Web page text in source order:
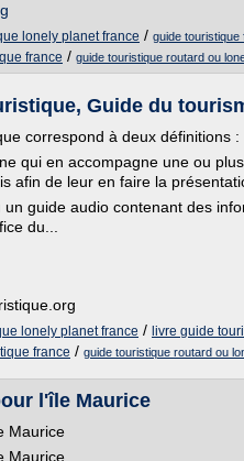
lonely planet france / guide
france / guide touristique routard ou
Guide du
correspond à deux définitions :
qui en accompagne une ou
afin de leur en faire la
guide audio contenant des
du...
lonely planet france / livre guide
france / guide touristique routard ou
l'île Maurice
Maurice
Maurice